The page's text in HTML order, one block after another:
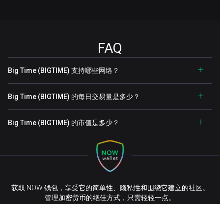
FAQ
Big Time (BIGTIME) 支持哪些网络？
Big Time (BIGTIME) 的每日交易量是多少？
Big Time (BIGTIME) 的市值是多少？
获取 NOW 钱包，享受它的简单性、隐私性和围绕它建立的社区。
管理加密货币的绝佳方式，只需轻轻一点。